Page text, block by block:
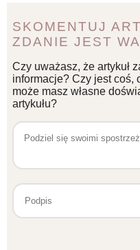
SKOMENTUJ
ZDANIE JEST
Czy uważasz, że artykuł
informacje? Czy jest coś,
może masz własne
artykułu?